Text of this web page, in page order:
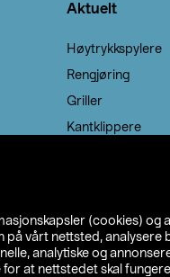
(cookies) og
vårt nettsted, analysere
analytiske og
at nettstedet skal
Aktuelt
Høytrykkspylere
Rengjøring
Griller
Kantklippere